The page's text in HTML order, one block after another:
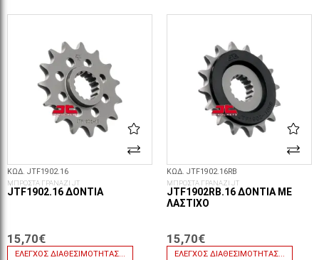
ΚΩΔ. JTF1902.16
ΜΠΡΟΣΤΑ ΓΡΑΝΑΖΙ JT
JTF1902.16 ΔΌΝΤΙΑ
15,70€
ΈΛΕΓΧΟΣ ΔΙΑΘΕΣΙΜΌΤΗΤΑΣ...
ΚΩΔ. JTF1902.16RB
ΜΠΡΟΣΤΑ ΓΡΑΝΑΖΙ JT
JTF1902RB.16 ΔΌΝΤΙΑ ΜΕ
ΛΆΣΤΙΧΟ
15,70€
ΈΛΕΓΧΟΣ ΔΙΑΘΕΣΙΜΌΤΗΤΑΣ...